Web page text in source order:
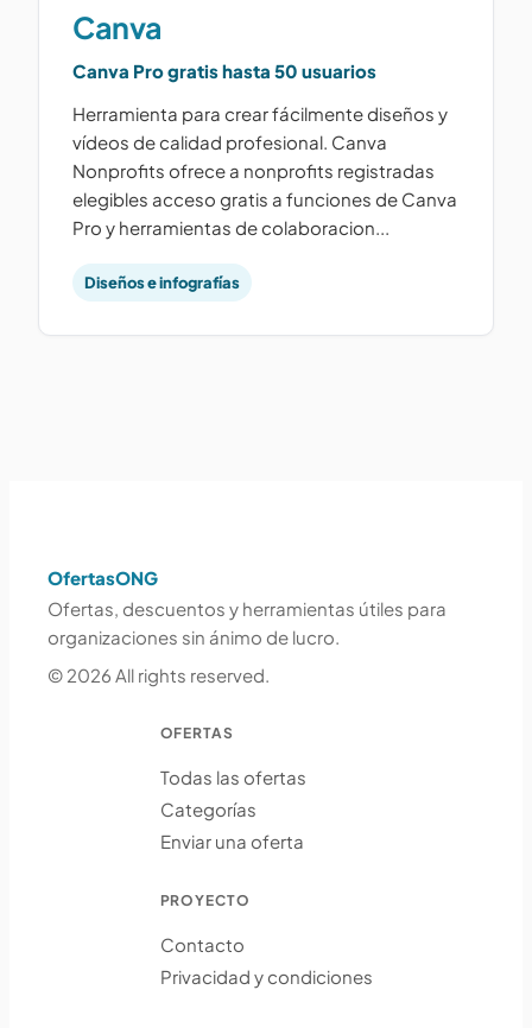
Canva
Canva Pro gratis hasta 50 usuarios
Herramienta para crear fácilmente diseños y
vídeos de calidad profesional. Canva
Nonprofits ofrece a nonprofits registradas
elegibles acceso gratis a funciones de Canva
Pro y herramientas de colaboracion...
Diseños e infografías
OfertasONG
Ofertas, descuentos y herramientas útiles para
organizaciones sin ánimo de lucro.
© 2026 All rights reserved.
OFERTAS
Todas las ofertas
Categorías
Enviar una oferta
PROYECTO
Contacto
Privacidad y condiciones